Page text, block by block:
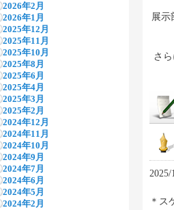
展示
さ
＊ス
2026年2月
2026年1月
2025年12月
2025年11月
2025年10月
2025年8月
2025年6月
2025年4月
2025年3月
2025年2月
2024年12月
2024年11月
2024年10月
2024年9月
2024年7月
2024年6月
2024年5月
2024年2月